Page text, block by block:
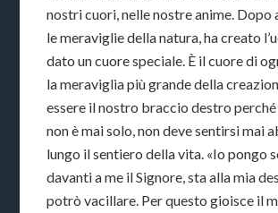
nostri cuori, nelle nostre anime. Dopo
le meraviglie della natura, ha creato
dato un cuore speciale. È il cuore di
la meraviglia più grande della
essere il nostro braccio destro
non è mai solo, non deve sentirsi mai
lungo il sentiero della vita. «Io pongo
davanti a me il Signore, sta alla mia
potrò vacillare. Per questo gioisce il